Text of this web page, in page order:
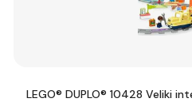
LEGO® DUPLO® 10428 Veliki